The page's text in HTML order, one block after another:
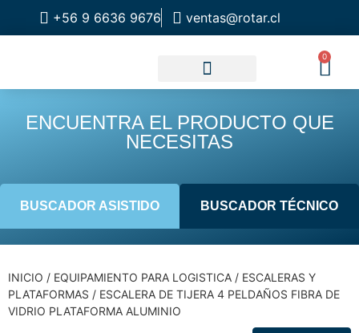
+56 9 6636 9676 ventas@rotar.cl
0
ENCUENTRA EL PRODUCTO QUE
NECESITAS
BUSCADOR ASISTIDO BUSCADOR TÉCNICO
INICIO / EQUIPAMIENTO PARA LOGISTICA / ESCALERAS Y
PLATAFORMAS / ESCALERA DE TIJERA 4 PELDAÑOS FIBRA DE
VIDRIO PLATAFORMA ALUMINIO